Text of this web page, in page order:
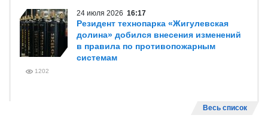
24 июля 2026 16:17
Резидент технопарка «Жигулевская
долина» добился внесения изменений
в правила по противопожарным
системам
1202
Весь список